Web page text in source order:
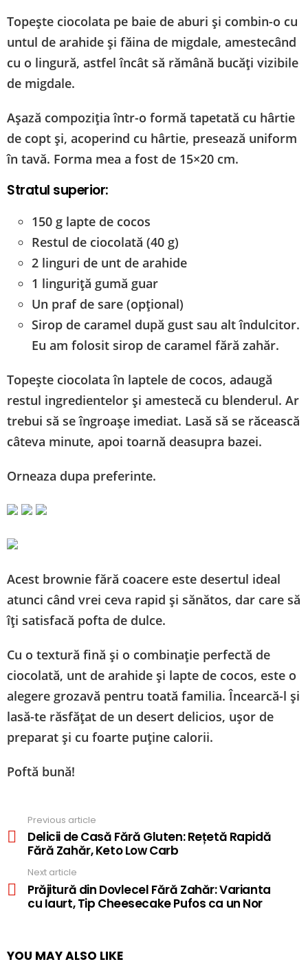
Topește ciocolata pe baie de aburi și combin-o cu
untul de arahide și făina de migdale, amestecând
cu o lingură, astfel încât să rămână bucăți vizibile
de migdale.
Așază compoziția într-o formă tapetată cu hârtie
de copt și, acoperind cu hârtie, presează uniform
în tavă. Forma mea a fost de 15×20 cm.
Stratul superior:
150 g lapte de cocos
Restul de ciocolată (40 g)
2 linguri de unt de arahide
1 linguriță gumă guar
Un praf de sare (opțional)
Sirop de caramel după gust sau alt îndulcitor.
Eu am folosit sirop de caramel fără zahăr.
Topește ciocolata în laptele de cocos, adaugă
restul ingredientelor și amestecă cu blenderul. Ar
trebui să se îngroașe imediat. Lasă să se răcească
câteva minute, apoi toarnă deasupra bazei.
Orneaza dupa preferinte.
Acest brownie fără coacere este desertul ideal
atunci când vrei ceva rapid și sănătos, dar care să
îți satisfacă pofta de dulce.
Cu o textură fină și o combinație perfectă de
ciocolată, unt de arahide și lapte de cocos, este o
alegere grozavă pentru toată familia. Încearcă-l și
lasă-te răsfățat de un desert delicios, ușor de
preparat și cu foarte puține calorii.
Poftă bună!
more
Previous article
Delicii de Casă Fără Gluten: Rețetă Rapidă
Fără Zahăr, Keto Low Carb
Next article
Prăjitură din Dovlecel Fără Zahăr: Varianta
cu Iaurt, Tip Cheesecake Pufos ca un Nor
YOU MAY ALSO LIKE